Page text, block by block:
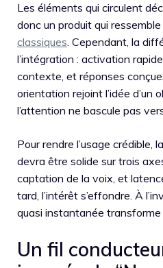
Les éléments qui circulent
donc un produit qui
classiques. Cependant, la
l’intégration : activation
contexte, et réponses
orientation rejoint l’idée d’un
l’attention ne bascule pas
Pour rendre l’usage crédible, la
devra être solide sur trois
captation de la voix, et
tard, l’intérêt s’effondre. À
quasi instantanée transforme
Un fil